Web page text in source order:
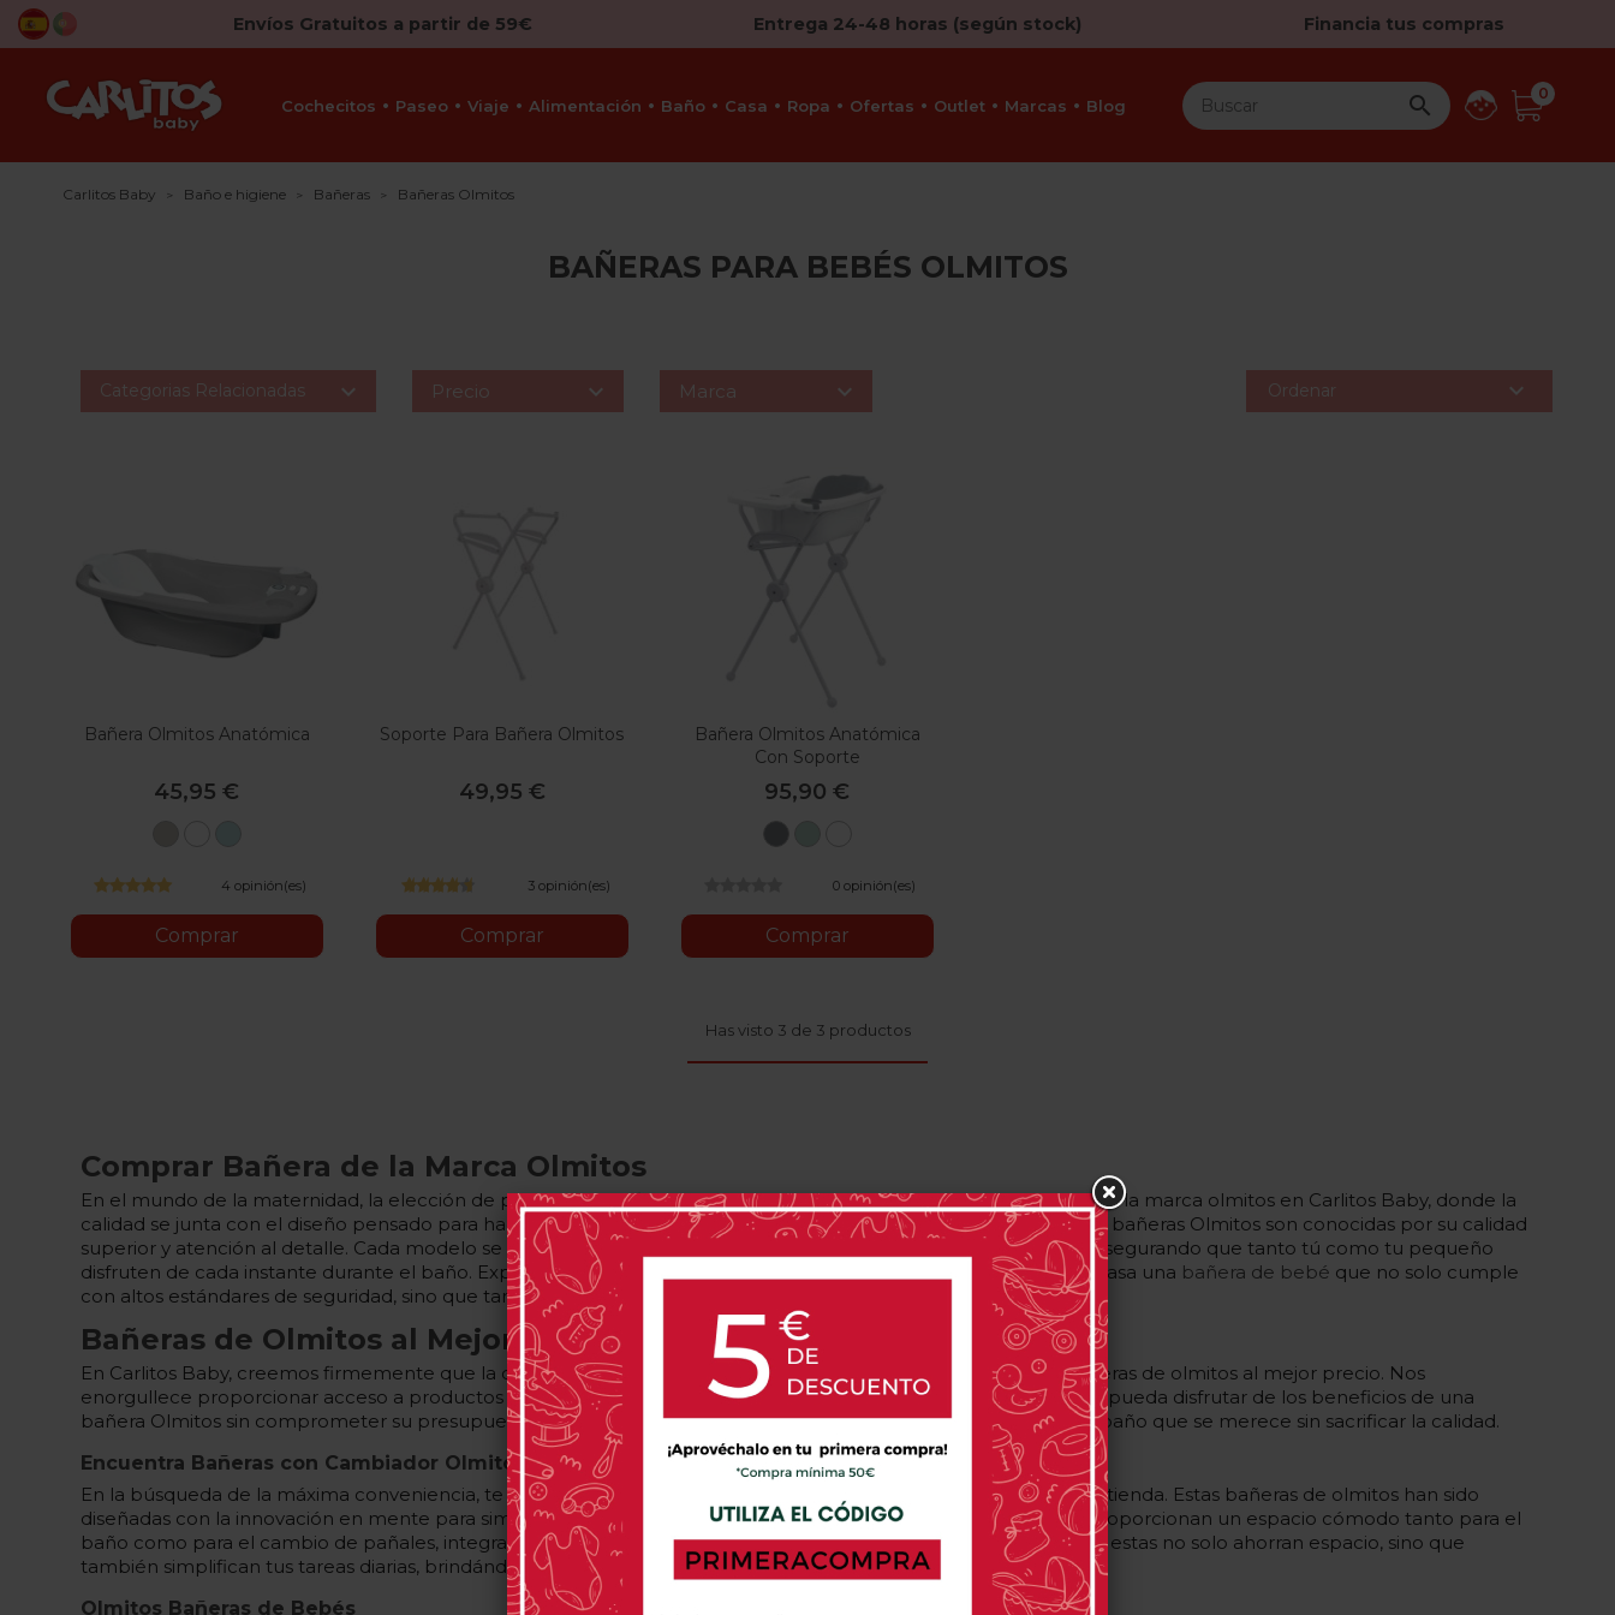
Envíos Gratuitos a partir de 59€ Entrega 24-48 horas (según stock) Financia tus compras
Cochecitos Paseo Viaje Alimentación Baño Casa Ropa Ofertas Outlet Marcas Blog  0
Carlitos Baby Baño e higiene Bañeras Bañeras Olmitos
BAÑERAS PARA BEBÉS OLMITOS
Categorias Relacionadas  Precio  Marca  Ordenar 
Bañera Olmitos Anatómica
45,95 €
4 opinión(es)
Comprar
Soporte Para Bañera Olmitos
49,95 €
3 opinión(es)
Comprar
Bañera Olmitos Anatómica
Con Soporte
95,90 €
Grey
0 opinión(es)
Comprar
Has visto 3 de 3 productos
Comprar Bañera de la Marca Olmitos
En el mundo de la maternidad, la elección de productos confiables es esencial. Te invitamos a comprar bañera de la marca olmitos en Carlitos Baby, donde la
calidad se junta con el diseño pensado para hacer del momento del baño una experiencia segura y cómoda. Las bañeras Olmitos son conocidas por su calidad
superior y atención al detalle. Cada modelo se ha diseñado cuidadosamente para brindar un soporte perfecto, asegurando que tanto tú como tu pequeño
disfruten de cada instante durante el baño. Explora nuestra colección diversa y descubre cómo puedes llevar a casa una bañera de bebé que no solo cumple
con altos estándares de seguridad, sino que también añade un toque de elegancia funcional a tu vida cotidiana.
Bañeras de Olmitos al Mejor Precio
En Carlitos Baby, creemos firmemente que la calidad no debe estar fuera del alcance, y por eso ofrecemos bañeras de olmitos al mejor precio. Nos
enorgullece proporcionar acceso a productos de renombre a precios asequibles, garantizando que cada familia pueda disfrutar de los beneficios de una
bañera Olmitos sin comprometer su presupuesto. Descubre cómo puedes brindar a tu bebé la experiencia de baño que se merece sin sacrificar la calidad.
Encuentra Bañeras con Cambiador Olmitos
En la búsqueda de la máxima conveniencia, te invitamos a encontrar bañeras con cambiador olmitos en nuestra tienda. Estas bañeras de olmitos han sido
diseñadas con la innovación en mente para simplificar tu rutina diaria. Olmitos ofrece productos versátiles que proporcionan un espacio cómodo tanto para el
baño como para el cambio de pañales, integrando eficiencia y organización en una sola unidad. Descubre cómo estas no solo ahorran espacio, sino que
también simplifican tus tareas diarias, brindándote una solución integral para el cuidado de tu bebé.
Olmitos Bañeras de Bebés